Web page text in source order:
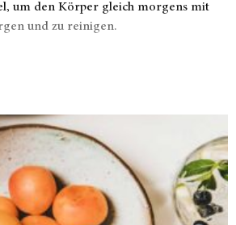
um den Körper gleich morgens mit
und zu reinigen.